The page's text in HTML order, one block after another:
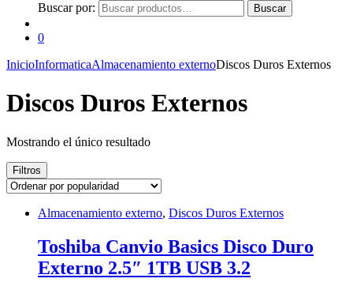
Buscar por:
Buscar
0
InicioInformaticaAlmacenamiento externoDiscos Duros Externos
Discos Duros Externos
Mostrando el único resultado
Filtros
Almacenamiento externo, Discos Duros Externos
Toshiba Canvio Basics Disco Duro
Externo 2.5″ 1TB USB 3.2